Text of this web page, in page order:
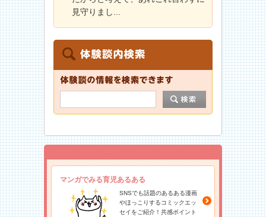
見守りまし...
マンガでみる育児あるある
SNSでも話題のあるある漫画
やほっこりするコミックエッ
セイをご紹介！共感ポイント